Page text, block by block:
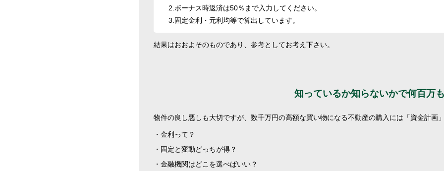
2.ボーナス時返済は50％まで入力してください。
3.固定金利・元利均等で算出しています。
結果はおおよそのものであり、参考としてお考え下さい。
知っているか知らないかで何百万
物件の良し悪しも大切ですが、数千万円の高額な買い物になる不動産の購入には「資金計画
金利って？
固定と変動どっちが得？
金融機関はどこを選べばいい？